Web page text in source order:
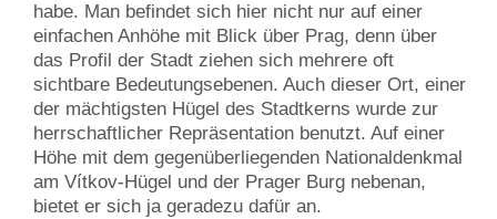
habe. Man befindet sich hier nicht nur auf einer
einfachen Anhöhe mit Blick über Prag, denn über
das Profil der Stadt ziehen sich mehrere oft
sichtbare Bedeutungsebenen. Auch dieser Ort, einer
der mächtigsten Hügel des Stadtkerns wurde zur
herrschaftlicher Repräsentation benutzt. Auf einer
Höhe mit dem gegenüberliegenden Nationaldenkmal
am Vítkov-Hügel und der Prager Burg nebenan,
bietet er sich ja geradezu dafür an.